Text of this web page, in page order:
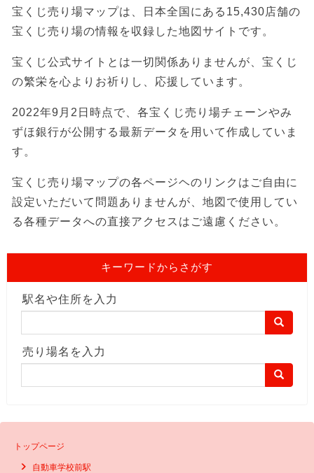
宝くじ売り場マップは、日本全国にある15,430店舗の
宝くじ売り場の情報を収録した地図サイトです。
宝くじ公式サイトとは一切関係ありませんが、宝くじ
の繁栄を心よりお祈りし、応援しています。
2022年9月2日時点で、各宝くじ売り場チェーンやみ
ずほ銀行が公開する最新データを用いて作成していま
す。
宝くじ売り場マップの各ページヘのリンクはご自由に
設定いただいて問題ありませんが、地図で使用してい
る各種データへの直接アクセスはご遠慮ください。
キーワードからさがす
駅名や住所を入力
売り場名を入力
トップページ
自動車学校前駅